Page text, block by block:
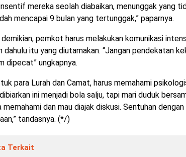
mereka seolah diabaikan, menunggak yang
mencapai 9 bulan yang tertunggak,” paparnya.
demikian, pemkot harus melakukan komunikasi
dahulu itu yang diutamakan. “Jangan pendekatan
dipecat” ungkapnya.
para Lurah dan Camat, harus memahami
ini menjadi bola salju, tapi mari duduk
memahami dan mau diajak diskusi. Sentuhan
tandasnya. (*/)
Terkait